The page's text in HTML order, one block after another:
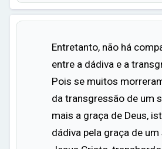
Entretanto, não há
entre a dádiva e a
Pois se muitos
da transgressão de um
mais a graça de Deus,
dádiva pela graça de